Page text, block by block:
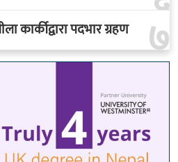
७
कार्कीद्वारा पदभार ग्रहण